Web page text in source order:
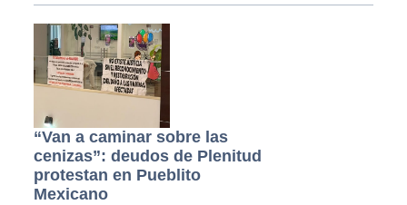
“Van a caminar sobre las
cenizas”: deudos de Plenitud
protestan en Pueblito
Mexicano